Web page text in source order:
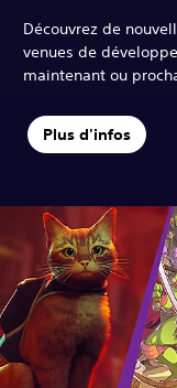
Découvrez de
venues de
maintenant ou
Plus d'infos